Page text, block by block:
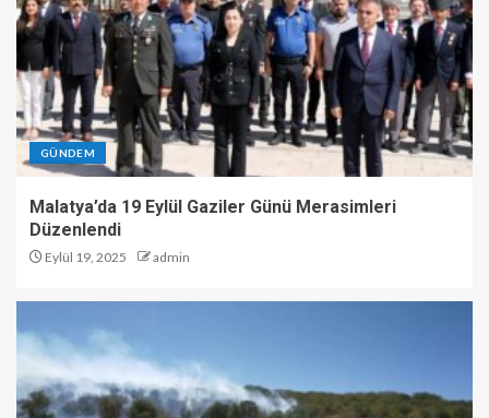
GÜNDEM
Malatya’da 19 Eylül Gaziler Günü Merasimleri
Düzenlendi
Eylül 19, 2025 admin